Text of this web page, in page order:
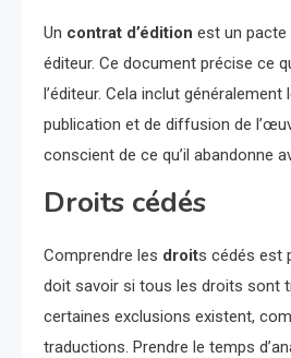
Un contrat d’édition est un pacte
éditeur. Ce document précise ce
l’éditeur. Cela inclut généralement
publication et de diffusion de
conscient de ce qu’il abandonne
Droits cédés
Comprendre les droits cédés est
doit savoir si tous les droits sont
certaines exclusions existent,
traductions. Prendre le temps